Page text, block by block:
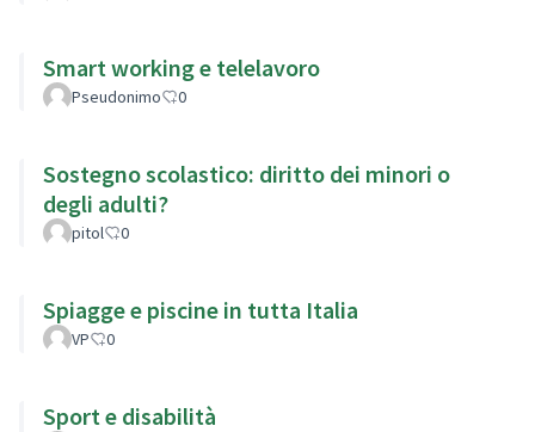
Smart working e telelavoro
Pseudonimo 0
Sostegno scolastico: diritto dei minori o
degli adulti?
pitol 0
Spiagge e piscine in tutta Italia
VP 0
Sport e disabilità